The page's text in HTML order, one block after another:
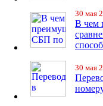
30 мая
В чем
30 мая